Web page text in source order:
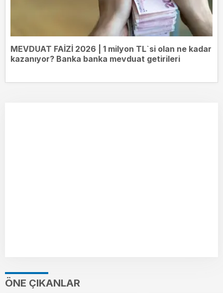
MEVDUAT FAİZİ 2026 | 1 milyon TL`si olan ne kadar
kazanıyor? Banka banka mevduat getirileri
ÖNE ÇIKANLAR